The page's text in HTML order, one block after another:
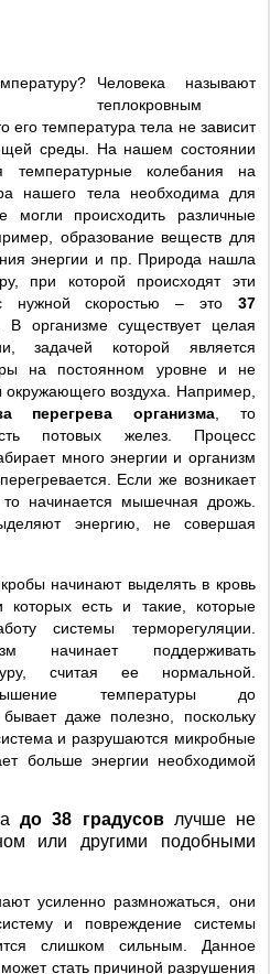
Человека называют
теплокровным
его температура тела не зависит
среды. На нашем состоянии
температурные колебания на
нашего тела необходима для
могли происходить различные
образование веществ для
энергии и пр. Природа нашла
при которой происходят эти
нужной скоростью – это 37
В организме существует целая
задачей которой является
на постоянном уровне и не
окружающего воздуха. Например,
перегрева организма, то
потовых желез. Процесс
много энергии и организм
Если же возникает
то начинается мышечная дрожь.
энергию, не совершая
начинают выделять в кровь
которых есть и такие, которые
системы терморегуляции.
начинает поддерживать
считая ее нормальной.
температуры до
даже полезно, поскольку
и разрушаются микробные
больше энергии необходимой
до 38 градусовлучше не
или другими подобными
усиленно размножаться, они
и повреждение системы
слишком сильным. Данное
стать причиной разрушения